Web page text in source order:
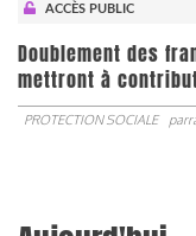
ACCÈS PUBLIC
Doublement des
mettront à
PROTECTION SOCIALE